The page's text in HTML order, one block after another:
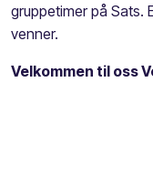
gruppetimer på Sats.
venner.
Velkommen til oss